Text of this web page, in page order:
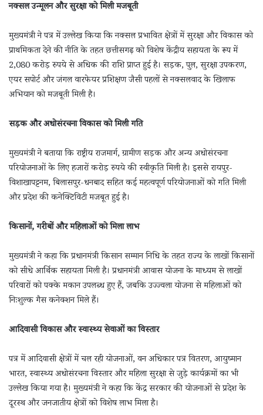
नक्सल उन्मूलन और सुरक्षा को मिली मजबूती
मुख्यमंत्री ने पत्र में उल्लेख किया कि नक्सल प्रभावित क्षेत्रों में सुरक्षा और विकास को
प्राथमिकता देने की नीति के तहत छत्तीसगढ़ को विशेष केंद्रीय सहायता के रूप में
2,080 करोड़ रुपये से अधिक की राशि प्राप्त हुई है। सड़क, पुल, सुरक्षा उपकरण,
एयर सपोर्ट और जंगल वारफेयर प्रशिक्षण जैसी पहलों से नक्सलवाद के खिलाफ
अभियान को मजबूती मिली है।
सड़क और अधोसंरचना विकास को मिली गति
मुख्यमंत्री ने बताया कि राष्ट्रीय राजमार्ग, ग्रामीण सड़क और अन्य अधोसंरचना
परियोजनाओं के लिए हजारों करोड़ रुपये की स्वीकृति मिली है। इससे रायपुर-
विशाखापट्टनम, बिलासपुर-धनबाद सहित कई महत्वपूर्ण परियोजनाओं को गति मिली
और प्रदेश की कनेक्टिविटी मजबूत हुई है।
किसानों, गरीबों और महिलाओं को मिला लाभ
मुख्यमंत्री ने कहा कि प्रधानमंत्री किसान सम्मान निधि के तहत राज्य के लाखों किसानों
को सीधे आर्थिक सहायता मिली है। प्रधानमंत्री आवास योजना के माध्यम से लाखों
परिवारों को पक्के मकान उपलब्ध हुए हैं, जबकि उज्ज्वला योजना से महिलाओं को
निःशुल्क गैस कनेक्शन मिले हैं।
आदिवासी विकास और स्वास्थ्य सेवाओं का विस्तार
पत्र में आदिवासी क्षेत्रों में चल रही योजनाओं, वन अधिकार पत्र वितरण, आयुष्मान
भारत, स्वास्थ्य अधोसंरचना विस्तार और महिला सुरक्षा से जुड़े कार्यक्रमों का भी
उल्लेख किया गया है। मुख्यमंत्री ने कहा कि केंद्र सरकार की योजनाओं से प्रदेश के
दूरस्थ और जनजातीय क्षेत्रों को विशेष लाभ मिला है।